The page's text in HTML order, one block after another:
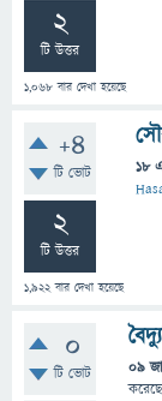
2
টি উত্তর
1,068 বার দেখা হয়েছে
+4
টি ভোট
2
টি উত্তর
1,922 বার দেখা হয়েছে
18
0
টি ভোট 09